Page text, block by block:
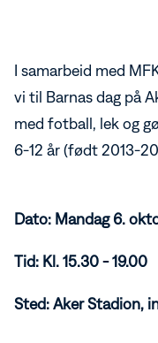
I samarbeid med
vi til Barnas dag på
med fotball, lek og
6-12 år (født 2013-
Dato: Mandag 6.
Tid: Kl. 15.30 - 19.00
Sted: Aker Stadion,